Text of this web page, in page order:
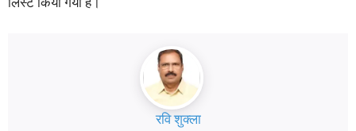
लिस्ट किया गया है।
रवि शुक्ला